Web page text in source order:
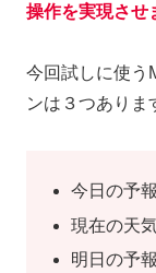
操作を実現させ
今回試しに使う
ンは３つありま
今日の予
現在の天
明日の予